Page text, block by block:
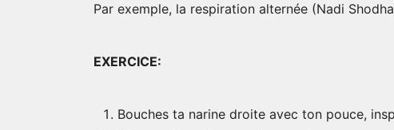
Par exemple, la respiration alternée (Nadi
EXERCICE:
Bouches ta narine droite avec ton pouce,